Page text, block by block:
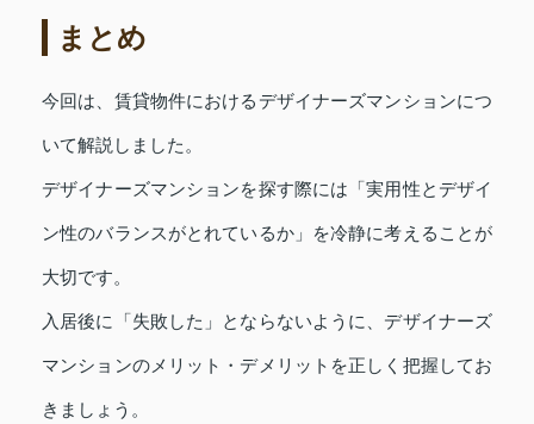
まとめ
今回は、賃貸物件におけるデザイナーズマンションにつ
いて解説しました。
デザイナーズマンションを探す際には「実用性とデザイ
ン性のバランスがとれているか」を冷静に考えることが
大切です。
入居後に「失敗した」とならないように、デザイナーズ
マンションのメリット・デメリットを正しく把握してお
きましょう。